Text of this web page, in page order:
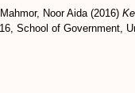
Mahmor, Noor Aida(2016)
School of Government,